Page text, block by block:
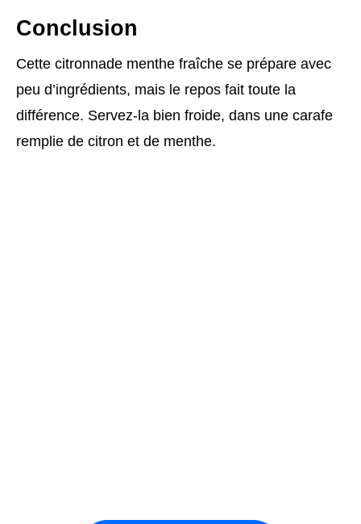
Conclusion
Cette citronnade menthe fraîche se prépare avec
peu d’ingrédients, mais le repos fait toute la
différence. Servez-la bien froide, dans une carafe
remplie de citron et de menthe.